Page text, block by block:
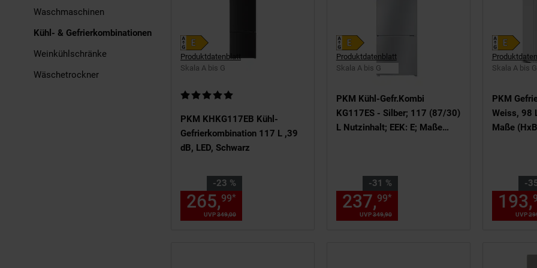
Waschmaschinen
Kühl- & Gefrierkombinationen
Weinkühlschränke
Wäschetrockner
PKM KHKG117EB Kühl-
Gefrierkombination 117 L ,39
dB, LED, Schwarz
Kundenbewertung: 5 von 5 Sternen
-23 %
Sie Sparen 23 Prozent,
UVP349,00
265,99* Aktueller Preis: 265, € Sternchen
Produktdatenblatt
Skala A bis G
PKM Kühl-Gefr.Kombi
KG117ES - Silber; 117 (87/30)
L Nutzinhalt; EEK: E; Maße
-31 %
Sie Sparen 31 Prozent,
UVP349,90UVP : 349,
237,99* Aktueller Preis:
Produktdatenblatt
Skala A bis G
PKM
Weiss, 98 L Nutzinhalt; EEK: E;
Maße
-
Sie
UVP
193,
Skala A bis G